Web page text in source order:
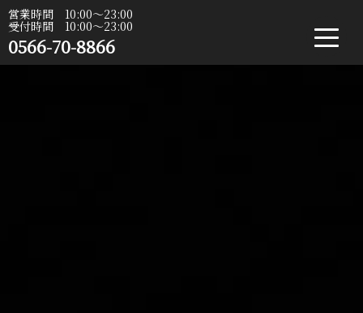
営業時間 10:00〜23:00
受付時間 10:00〜23:00
0566-70-8866